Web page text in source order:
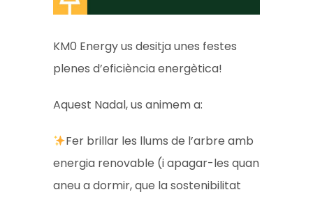
KM0 Energy us desitja unes festes
plenes d’eficiència energètica!
Aquest Nadal, us animem a:
Fer brillar les llums de l’arbre amb
energia renovable (i apagar-les quan
aneu a dormir, que la sostenibilitat